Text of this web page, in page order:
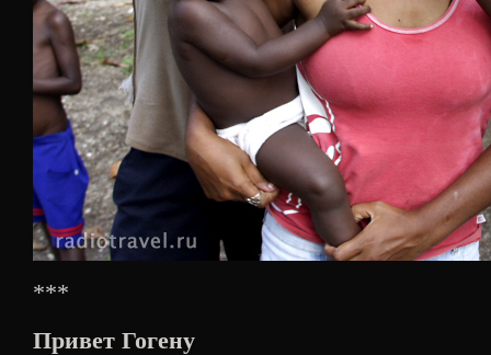
***
Привет Гогену